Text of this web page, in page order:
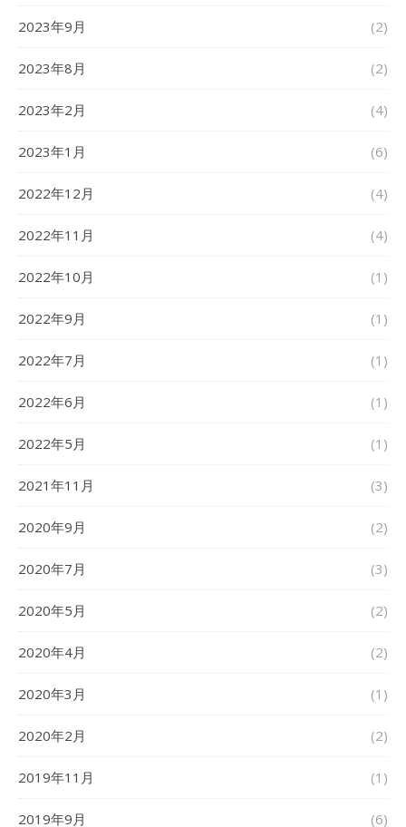
2023年9月 (2)
2023年8月 (2)
2023年2月 (4)
2023年1月 (6)
2022年12月 (4)
2022年11月 (4)
2022年10月 (1)
2022年9月 (1)
2022年7月 (1)
2022年6月 (1)
2022年5月 (1)
2021年11月 (3)
2020年9月 (2)
2020年7月 (3)
2020年5月 (2)
2020年4月 (2)
2020年3月 (1)
2020年2月 (2)
2019年11月 (1)
2019年9月 (6)